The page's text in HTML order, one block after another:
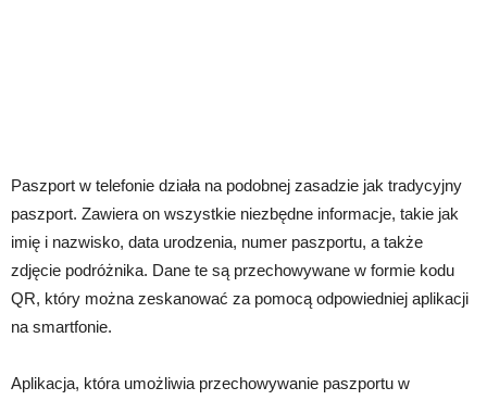
Paszport w telefonie działa na podobnej zasadzie jak tradycyjny
paszport. Zawiera on wszystkie niezbędne informacje, takie jak
imię i nazwisko, data urodzenia, numer paszportu, a także
zdjęcie podróżnika. Dane te są przechowywane w formie kodu
QR, który można zeskanować za pomocą odpowiedniej aplikacji
na smartfonie.
Aplikacja, która umożliwia przechowywanie paszportu w